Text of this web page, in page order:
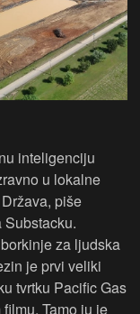
inteligenciju
u lokalne
piše
Substacku.
za ljudska
je prvi veliki
tvrtku Pacific Gas
Tamo ju je